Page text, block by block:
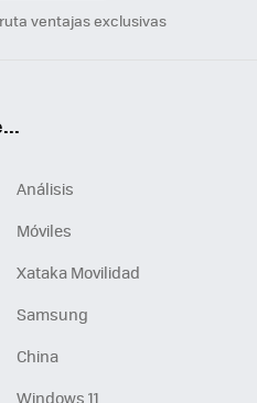
ventajas exclusivas
Análisis
Móviles
Xataka Movilidad
Samsung
China
Windows 11